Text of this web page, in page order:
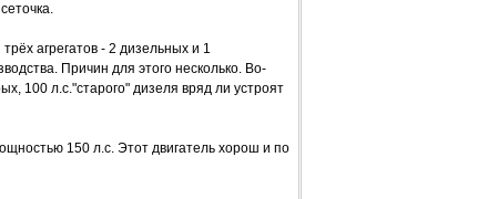
агрегатов - 2 дизельных и 1
Причин для этого несколько. Во-
100 л.с."старого" дизеля вряд ли устроят
150 л.с. Этот двигатель хорош и по